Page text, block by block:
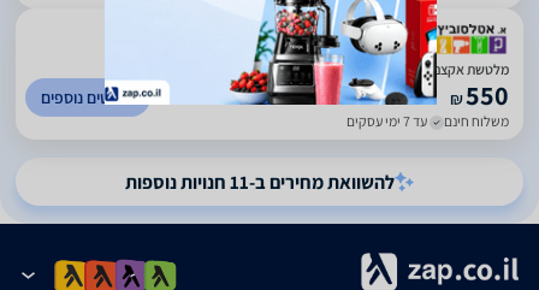
5
(
220
)
מלטשת אקצנטרית "5 עם בורר מהירות BO5041 מתוצרת Makita
₪550
משלוח חינם עד 7 ימי עסקים
לפרטים נוספים
להשוואת מחירים ב-11 חנויות נוספות